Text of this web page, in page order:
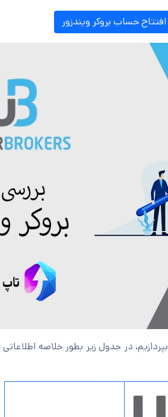
افتتاح حساب بروکر ویندزور
بپردازیم، در جدول زیر بطور خلاصه اطلاعاتی